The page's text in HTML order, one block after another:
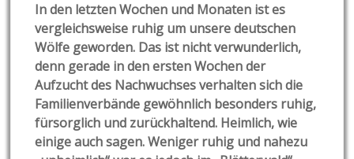
In den letzten Wochen und Monaten ist es
vergleichsweise ruhig um unsere deutschen
Wölfe geworden. Das ist nicht verwunderlich,
denn gerade in den ersten Wochen der
Aufzucht des Nachwuchses verhalten sich die
Familienverbände gewöhnlich besonders ruhig,
fürsorglich und zurückhaltend. Heimlich, wie
einige auch sagen. Weniger ruhig und nahezu